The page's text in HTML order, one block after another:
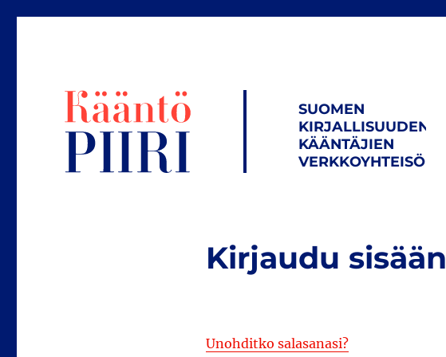
SUOMEN
KIRJALLISUUDEN
KÄÄNTÄJIEN
VERKKOYHTEISÖ
Kirjaudu sisään
Unohditko salasanasi?